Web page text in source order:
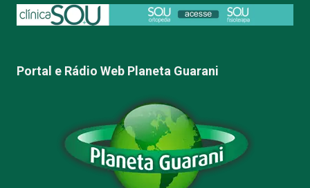
Portal e Rádio Web Planeta Guarani